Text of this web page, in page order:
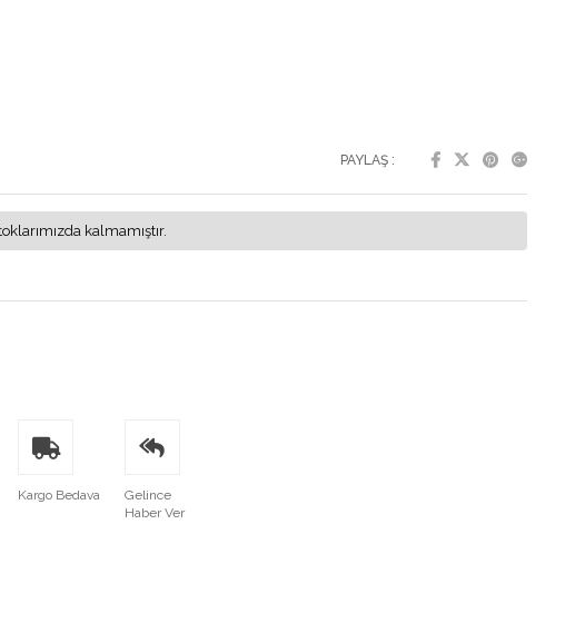
PAYLAŞ :
kalmamıştır.
Kargo Bedava
Gelince
Haber Ver